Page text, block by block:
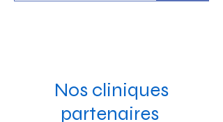
Nos cliniques
partenaires